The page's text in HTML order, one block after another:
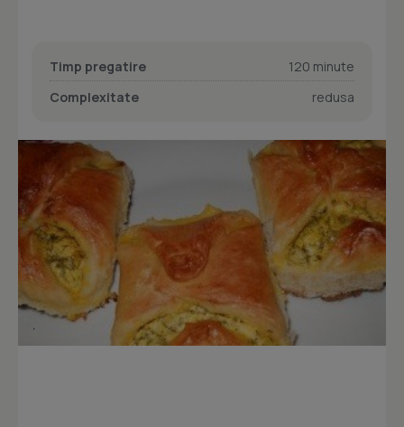
Timp pregatire
120 minute
Complexitate
redusa